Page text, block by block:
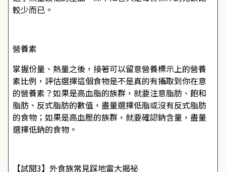
較少而已。
營養素
掌握份量、熱量之後，接著可以留意營養標示上的營養
素比例，評估選擇這個食物是不是真的有攝取到你在意
的營養素？如果是高血脂的族群，就要注意脂肪、飽和
脂肪、反式脂肪的數值，盡量選擇低脂或沒有反式脂肪
的食物；如果是高血壓的族群，就要確認鈉含量，盡量
選擇低鈉的食物。
【試閱3】外食族常見踩地雷大揭祕